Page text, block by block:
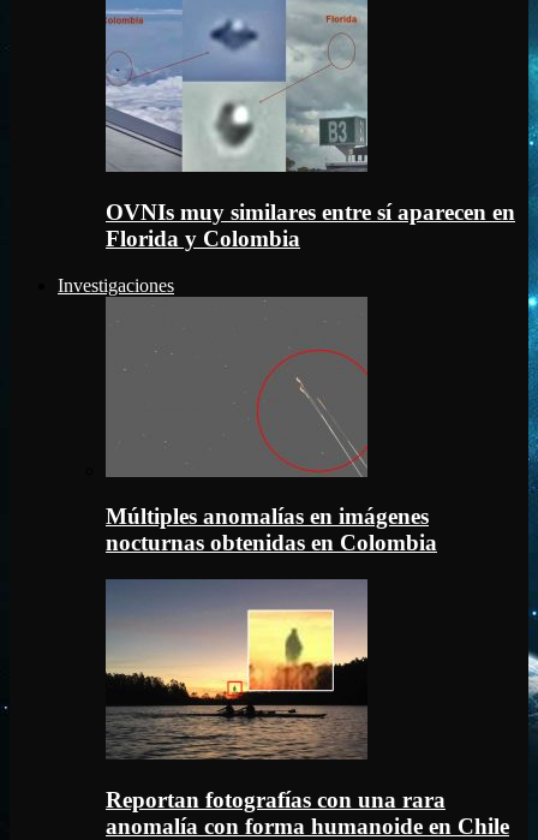
OVNIs muy similares entre sí aparecen en
Florida y Colombia
Investigaciones
Múltiples anomalías en imágenes
nocturnas obtenidas en Colombia
Reportan fotografías con una rara
anomalía con forma humanoide en Chile